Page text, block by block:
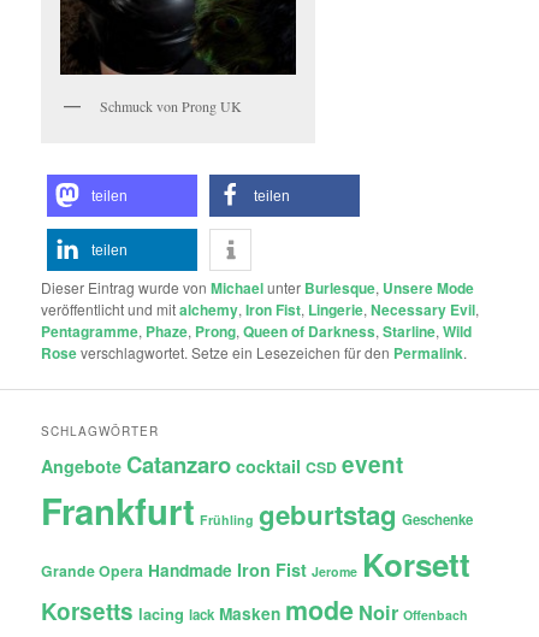
Schmuck von Prong UK
teilen teilen
teilen
Dieser Eintrag wurde vonMichaelunter Burlesque, Unsere Mode
veröffentlicht und mitalchemy,Iron Fist, Lingerie,Necessary Evil,
Pentagramme, Phaze, Prong,Queen of Darkness,Starline,Wild
Roseverschlagwortet. Setze ein Lesezeichen für den Permalink.
SCHLAGWÖRTER
Angebote Catanzaro cocktail CSD event
Frankfurt Frühling geburtstag Geschenke
Grande Opera Handmade Iron Fist Jerome Korsett
Korsetts lacing lack Masken mode Noir Offenbach